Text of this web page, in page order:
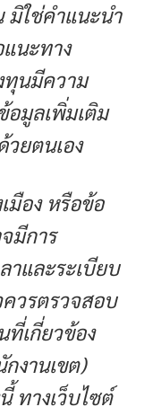
มิใช่คำแนะนำ
แนะทาง
ทุนมีความ
อมูลเพิ่มเติม
วยตนเอง
มือง หรือข้อ
มีการ
าและระเบียบ
ควรตรวจสอบ
เกี่ยวข้อง
งานเขต)
ทางเว็บไซต์